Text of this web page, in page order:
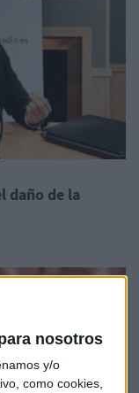
nosotros
y/o
como cookies,
daño de la